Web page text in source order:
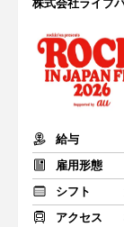
株式会社ライブ
給与
雇用形態
シフト
アクセス